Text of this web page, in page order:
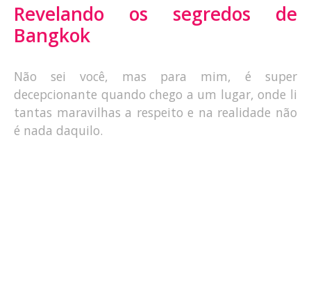
Revelando os segredos de
Bangkok
Não sei você, mas para mim, é super
decepcionante quando chego a um lugar, onde li
tantas maravilhas a respeito e na realidade não
é nada daquilo.